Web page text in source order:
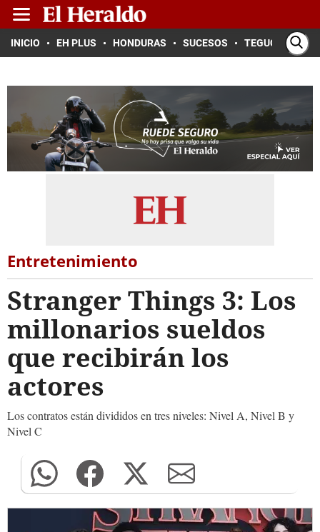
INICIO EH PLUS HONDURAS SUCESOS TEGUCIGALPA
Entretenimiento
Stranger Things 3: Los
millonarios sueldos
que recibirán los
actores
Los contratos están divididos en tres niveles: Nivel A, Nivel B y
Nivel C